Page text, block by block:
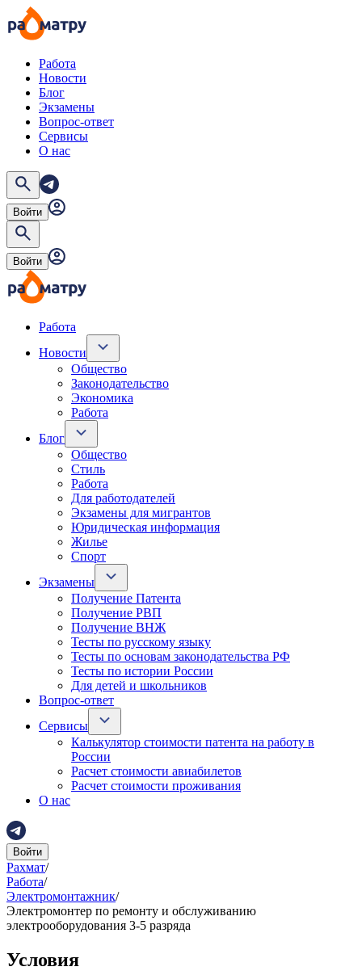
Работа
Новости
Блог
Экзамены
Вопрос-ответ
Сервисы
О нас
Войти
Войти
Работа
Новости
Общество
Законодательство
Экономика
Работа
Блог
Общество
Стиль
Работа
Для работодателей
Экзамены для мигрантов
Юридическая информация
Жилье
Спорт
Экзамены
Получение Патента
Получение РВП
Получение ВНЖ
Тесты по русскому языку
Тесты по основам законодательства РФ
Тесты по истории России
Для детей и школьников
Вопрос-ответ
Сервисы
Калькулятор стоимости патента на работу в
России
Расчет стоимости авиабилетов
Расчет стоимости проживания
О нас
Войти
Рахмат/
Работа/
Электромонтажник/
Электромонтер по ремонту и обслуживанию
электрооборудования 3-5 разряда
Условия